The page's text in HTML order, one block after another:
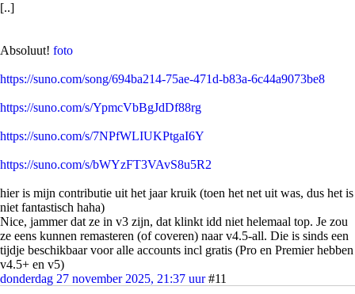
[..]
Absoluut! foto
https://suno.com/song/694ba214-75ae-471d-b83a-6c44a9073be8
https://suno.com/s/YpmcVbBgJdDf88rg
https://suno.com/s/7NPfWLIUKPtgaI6Y
https://suno.com/s/bWYzFT3VAvS8u5R2
hier is mijn contributie uit het jaar kruik (toen het net uit was, dus het is
niet fantastisch haha)
Nice, jammer dat ze in v3 zijn, dat klinkt idd niet helemaal top. Je zou
ze eens kunnen remasteren (of coveren) naar v4.5-all. Die is sinds een
tijdje beschikbaar voor alle accounts incl gratis (Pro en Premier hebben
v4.5+ en v5)
donderdag 27 november 2025, 21:37 uur #11